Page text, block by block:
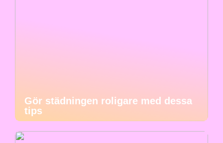
Gör städningen roligare med dessa
tips